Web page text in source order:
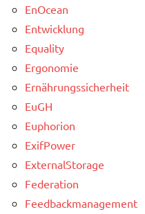
EnOcean
Entwicklung
Equality
Ergonomie
Ernährungssicherheit
EuGH
Euphorion
ExifPower
ExternalStorage
Federation
Feedbackmanagement